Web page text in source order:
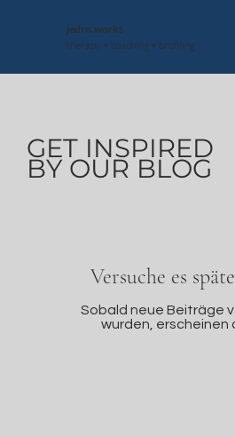
jedro.works
therapy • coaching • profiling
GET INSPIRED
BY OUR BLOG
Versuche es
Sobald neue Beiträge
wurden, erscheinen